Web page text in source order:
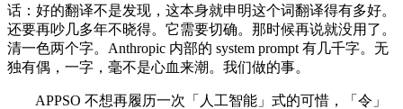
话：好的翻译不是发现，这本身就申明这个词翻译得有多好。
还要再吵几多年不晓得。它需要切确。那时候再说就没用了。
清一色两个字。Anthropic 内部的 system prompt 有几千字。无
独有偶，一字，毫不是心血来潮。我们做的事。
APPSO 不想再履历一次「人工智能」式的可惜，「令」